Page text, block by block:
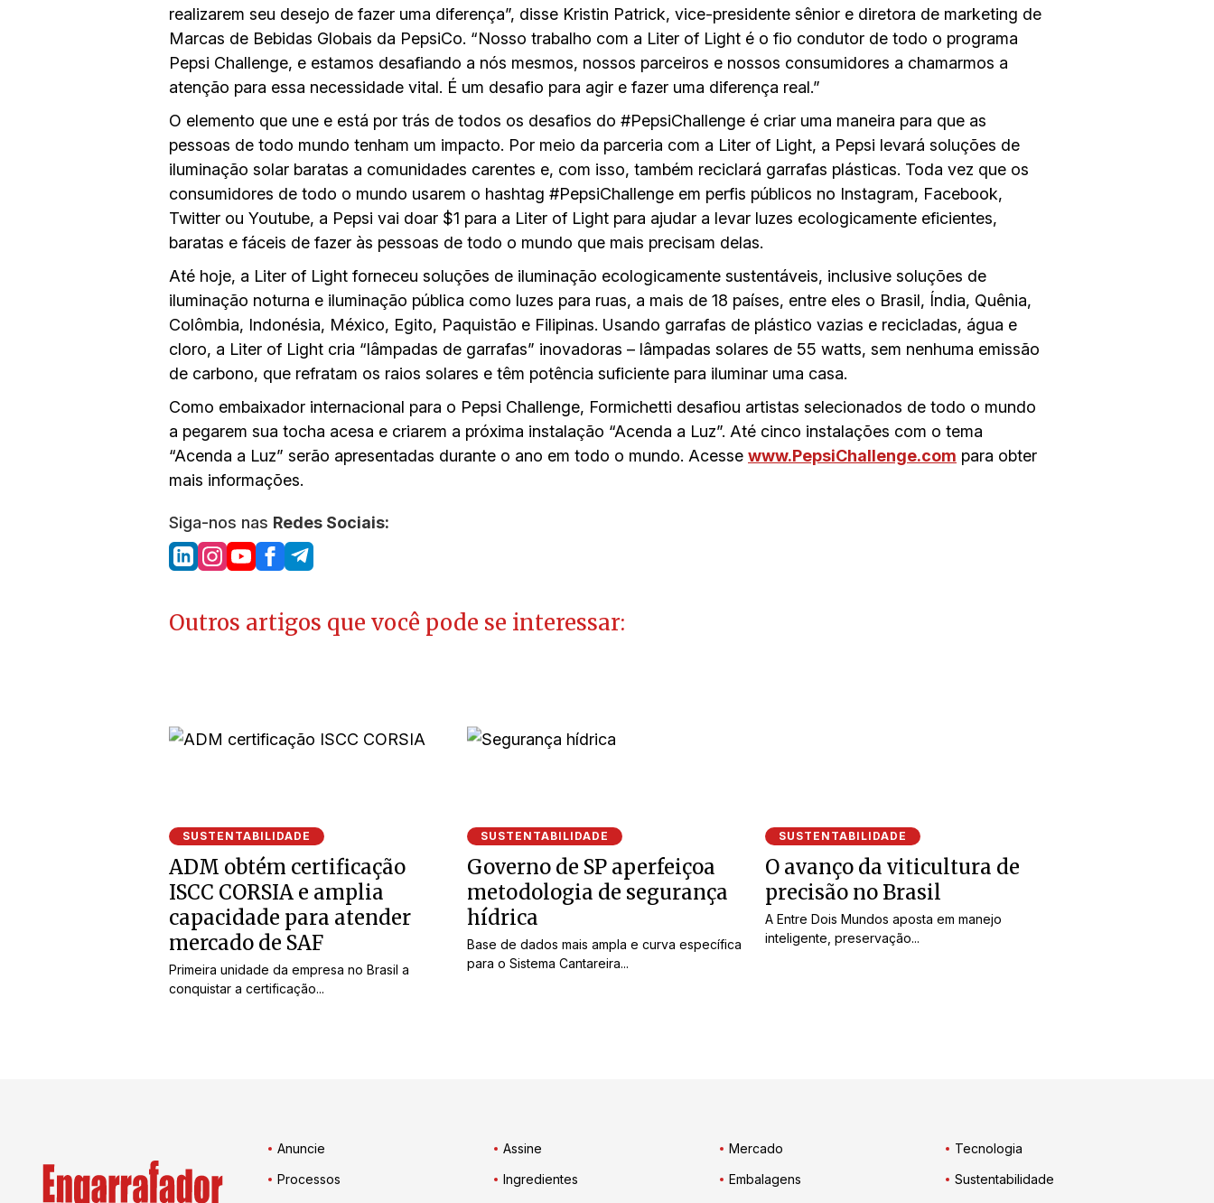
realizarem seu desejo de fazer uma diferença”, disse Kristin Patrick, vice-presidente sênior e diretora de marketing de
Marcas de Bebidas Globais da PepsiCo. “Nosso trabalho com a Liter of Light é o fio condutor de todo o programa
Pepsi Challenge, e estamos desafiando a nós mesmos, nossos parceiros e nossos consumidores a chamarmos a
atenção para essa necessidade vital. É um desafio para agir e fazer uma diferença real.”
O elemento que une e está por trás de todos os desafios do #PepsiChallenge é criar uma maneira para que as
pessoas de todo mundo tenham um impacto. Por meio da parceria com a Liter of Light, a Pepsi levará soluções de
iluminação solar baratas a comunidades carentes e, com isso, também reciclará garrafas plásticas. Toda vez que os
consumidores de todo o mundo usarem o hashtag #PepsiChallenge em perfis públicos no Instagram, Facebook,
Twitter ou Youtube, a Pepsi vai doar $1 para a Liter of Light para ajudar a levar luzes ecologicamente eficientes,
baratas e fáceis de fazer às pessoas de todo o mundo que mais precisam delas.
Até hoje, a Liter of Light forneceu soluções de iluminação ecologicamente sustentáveis, inclusive soluções de
iluminação noturna e iluminação pública como luzes para ruas, a mais de 18 países, entre eles o Brasil, Índia, Quênia,
Colômbia, Indonésia, México, Egito, Paquistão e Filipinas. Usando garrafas de plástico vazias e recicladas, água e
cloro, a Liter of Light cria “lâmpadas de garrafas” inovadoras – lâmpadas solares de 55 watts, sem nenhuma emissão
de carbono, que refratam os raios solares e têm potência suficiente para iluminar uma casa.
Como embaixador internacional para o Pepsi Challenge, Formichetti desafiou artistas selecionados de todo o mundo
a pegarem sua tocha acesa e criarem a próxima instalação “Acenda a Luz”. Até cinco instalações com o tema
“Acenda a Luz” serão apresentadas durante o ano em todo o mundo. Acesse www.PepsiChallenge.com para obter
mais informações.
Siga-nos nas Redes Sociais:
Outros artigos que você pode se interessar:
SUSTENTABILIDADE
ADM obtém certificação
ISCC CORSIA e amplia
capacidade para atender
mercado de SAF
Primeira unidade da empresa no Brasil a
conquistar a certificação...
SUSTENTABILIDADE
Governo de SP aperfeiçoa
metodologia de segurança
hídrica
Base de dados mais ampla e curva específica
para o Sistema Cantareira...
SUSTENTABILIDADE
O avanço da viticultura de
precisão no Brasil
A Entre Dois Mundos aposta em manejo
inteligente, preservação...
Anuncie Assine Mercado
Tecnologia
Processos
Ingredientes Embalagens
Sustentabilidade